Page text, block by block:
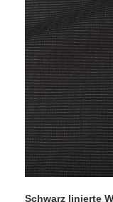
Schwarz linierte